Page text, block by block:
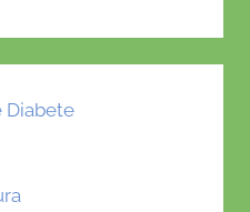
Diabete